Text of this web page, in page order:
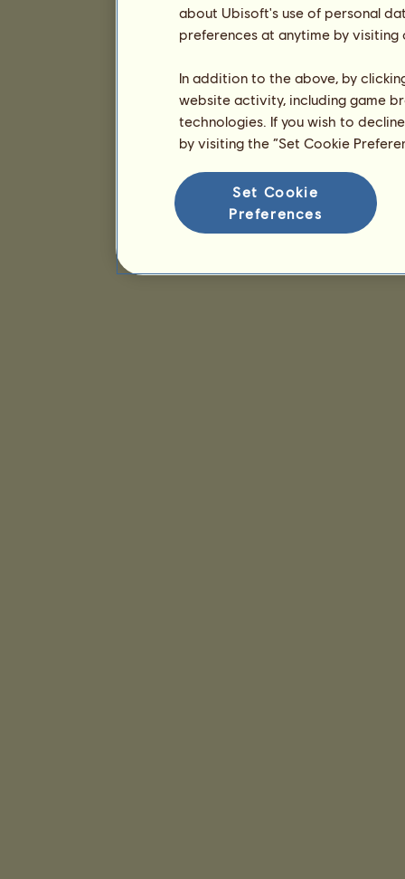
about Ubisoft's use of personal
preferences at anytime by
In addition to the above, by
website activity, including game
technologies. If you wish to
by visiting the “Set Cookie
Set Cookie
Preferences